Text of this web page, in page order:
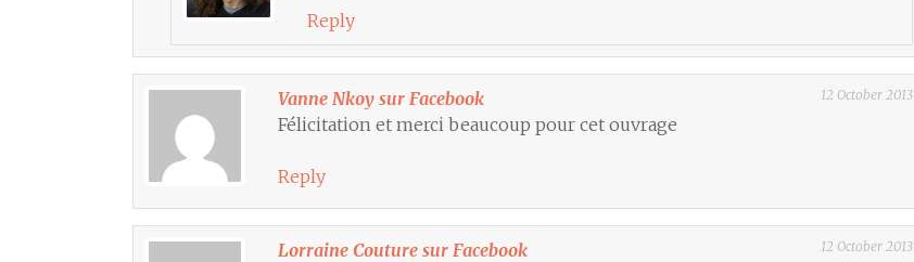
Reply
Vanne Nkoy sur Facebook 12 October 2013
Félicitation et merci beaucoup pour cet ouvrage
Reply
Lorraine Couture sur Facebook 12 October 2013